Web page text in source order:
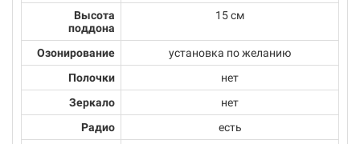
Высота
поддона
15 см
Озонирование
установка по желанию
Полочки
нет
Зеркало
нет
Радио
есть